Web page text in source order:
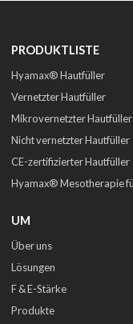
PRODUKTLISTE
Hyamax® Hautfüller
Vernetzter Hautfüller
Mikrovernetzter Hautfüller
Nicht vernetzter Hautfüller
CE-zertifizierter Hautfüller
Hyamax® Mesotherapie
UM
Über uns
Lösungen
F & E-Stärke
Produkte